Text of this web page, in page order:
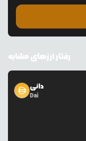
رفتار ارزهای مشابه
دائی
Dai